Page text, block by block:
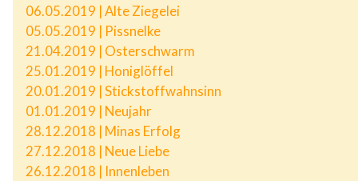
06.05.2019 | Alte Ziegelei
05.05.2019 | Pissnelke
21.04.2019 | Osterschwarm
25.01.2019 | Honiglöffel
20.01.2019 | Stickstoffwahnsinn
01.01.2019 | Neujahr
28.12.2018 | Minas Erfolg
27.12.2018 | Neue Liebe
26.12.2018 | Innenleben